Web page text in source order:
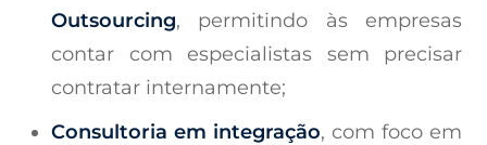
Outsourcing, permitindo às empresas
contar com especialistas sem precisar
contratar internamente;
Consultoria em integração, com foco em